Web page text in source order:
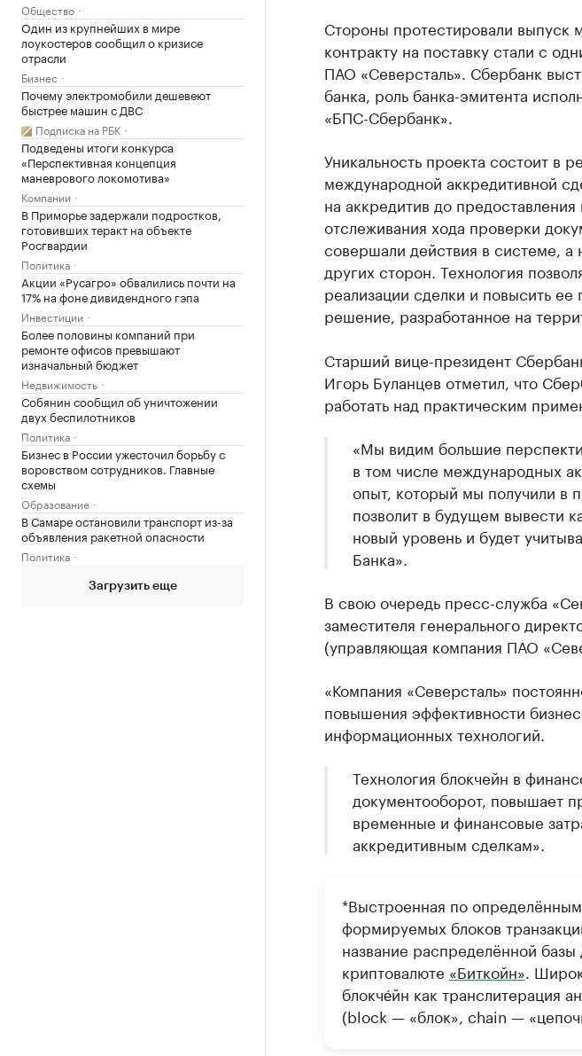
Общество
Один из крупнейших в мире
лоукостеров сообщил о кризисе
отрасли
Бизнес
Почему электромобили дешевеют
быстрее машин с ДВС
Подписка на РБК
Подведены итоги конкурса
«Перспективная концепция
маневрового локомотива»
Компании
В Приморье задержали подростков,
готовивших теракт на объекте
Росгвардии
Политика
Акции «Русагро» обвалились почти на
17% на фоне дивидендного гэпа
Инвестиции
Более половины компаний при
ремонте офисов превышают
изначальный бюджет
Недвижимость
Собянин сообщил об уничтожении
двух беспилотников
Политика
Бизнес в России ужесточил борьбу с
воровством сотрудников. Главные
схемы
Образование
В Самаре остановили транспорт из-за
объявления ракетной опасности
Политика
Загрузить еще
Стороны протестировали выпуск
контракту на поставку стали c
ПАО «Северсталь». Сбербанк
банка, роль банка-эмитента
«БПС-Сбербанк».
Уникальность проекта состоит в
международной аккредитивной
на аккредитив до
отслеживания хода проверки
совершали действия в системе, а
других сторон. Технология
реализации сделки и повысить
решение, разработанное на
Старший вице-президент
Игорь Буланцев отметил, что
работать над практическим
«Мы видим большие
в том числе международных
опыт, который мы получили в
позволит в будущем вывести
новый уровень и будет
Банка».
В свою очередь пресс-служба
заместителя генерального
(управляющая компания ПАО
«Компания «Северсталь»
повышения эффективности
информационных технологий.
Технология блокчейн в
документооборот, повышает
временные и финансовые
аккредитивным сделкам».
*Выстроенная по
формируемых блоков
название распределённой
криптовалюте «Биткойн» .
блокче́йн как транслитерация
(block — «блок», chain —